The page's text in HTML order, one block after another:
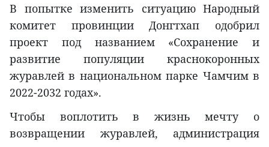
В попытке изменить ситуацию Народный
комитет провинции Донгтхап одобрил
проект под названием «Сохранение и
развитие популяции краснокоронных
журавлей в национальном парке Чамчим в
2022-2032 годах».
Чтобы воплотить в жизнь мечту о
возвращении журавлей, администрация